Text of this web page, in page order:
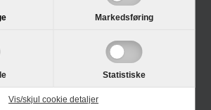
Markedsføring
Statistiske
Vis/skjul cookie detaljer
Kundeservice